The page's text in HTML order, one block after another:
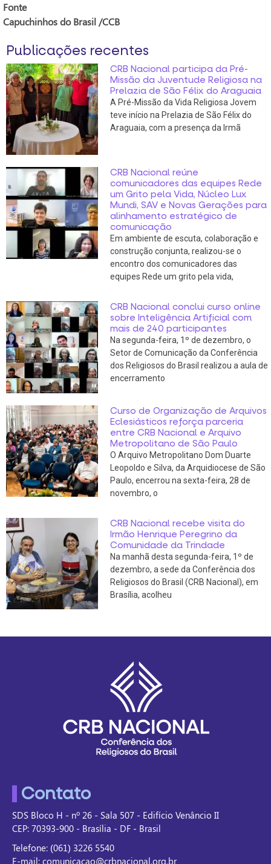
Fonte
Capuchinhos do Brasil /CCB
Publicações recentes
CRB Nacional participa da Pré-
Missão da Juventude Religiosa na
Prelazia de São Félix do Araguaia
A Pré-Missão da Vida Religiosa Jovem
teve início na Prelazia de São Félix do
Araguaia, com a presença da Irmã
CRB Nacional reúne
comunicadores das equipes Rede
um Grito pela Vida, Núcleo Lux
Mundi, SAV e Novas Gerações para
alinhamento estratégico de
comunicação
Em ambiente de escuta, colaboração e
construção conjunta, realizou-se o
encontro dos comunicadores das
equipes Rede um grito pela vida,
CRB Nacional conclui curso online
sobre Inteligência Artificial com
mais de 240 participantes
Na segunda-feira, 1º de dezembro, o
Setor de Comunicação da Conferência
dos Religiosos do Brasil realizou a aula de
encerramento
Curso de Organização de Arquivos
Eclesiásticos reforça parceria
entre CRB Nacional e Arquivo
Metropolitano de São Paulo
O Arquivo Metropolitano Dom Duarte
Leopoldo e Silva, da Arquidiocese de São
Paulo, encerrou na sexta-feira, 28 de
novembro, o
CRB Nacional recebe visita do
Irmão Henrique Peregrino da
Comunidade da Trindade
Na manhã desta segunda-feira, 1º de
dezembro, a sede da Conferência dos
Religiosos do Brasil (CRB Nacional), em
Brasília, acolheu
Contato
SDS Bloco H - nº 26 - Sala 507 - Edifício Venâncio II
CEP: 70393-900 - Brasília - DF - Brasil
Telefone: (061) 3226 5540
E-mail: comunicacao@crbnacional.org.br